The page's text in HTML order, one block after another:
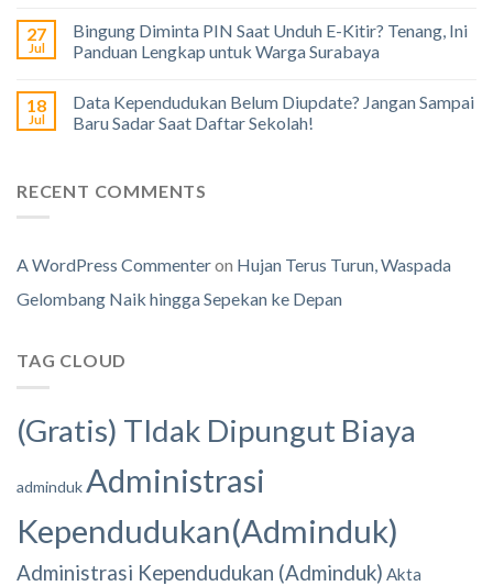
27
Jul
Bingung Diminta PIN Saat Unduh E-Kitir? Tenang, Ini
Panduan Lengkap untuk Warga Surabaya
18
Jul
Data Kependudukan Belum Diupdate? Jangan Sampai
Baru Sadar Saat Daftar Sekolah!
RECENT COMMENTS
A WordPress Commenteron Hujan Terus Turun, Waspada
Gelombang Naik hingga Sepekan ke Depan
TAG CLOUD
(Gratis) TIdak Dipungut Biaya
adminduk Administrasi
Kependudukan(Adminduk)
Administrasi Kependudukan (Adminduk) Akta